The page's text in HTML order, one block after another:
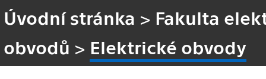
Úvodní stránka > Fakulta
obvodů > Elektrické obvody